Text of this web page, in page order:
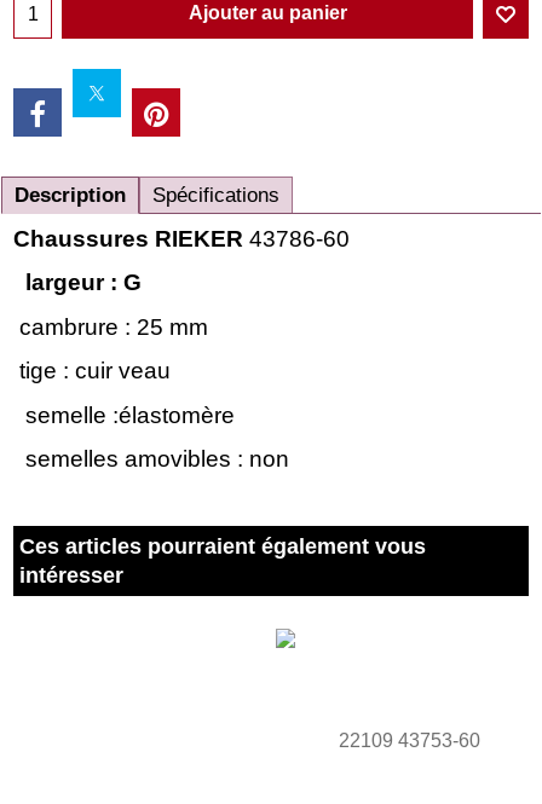
Ajouter au panier
Description Spécifications
Chaussures RIEKER 43786-60
largeur : G
cambrure : 25 mm
tige : cuir veau
semelle :élastomère
semelles amovibles : non
Ces articles pourraient également vous
intéresser